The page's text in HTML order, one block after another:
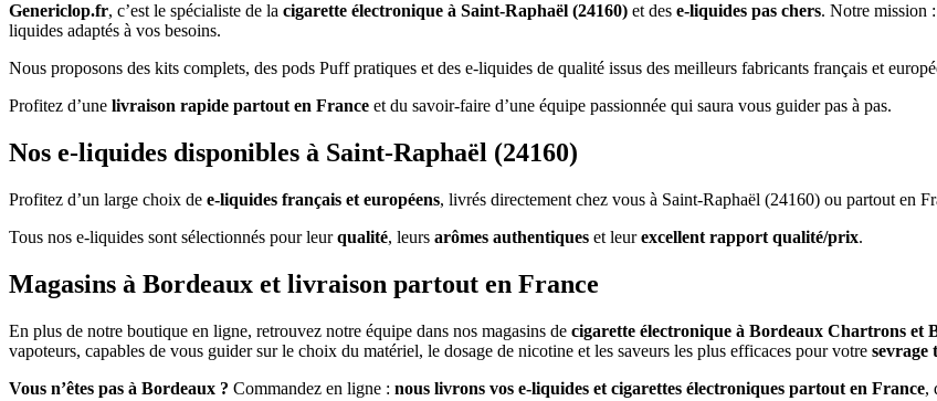
Genericlop.fr, c’est le spécialiste de la cigarette électronique à Saint-Raphaël (24160) et des e-liquides pas chers. Notre mission
liquides adaptés à vos besoins.
Nous proposons des kits complets, des pods Puff pratiques et des e-liquides de qualité issus des meilleurs fabricants français et
Profitez d’une livraison rapide partout en France et du savoir-faire d’une équipe passionnée qui saura vous guider pas à pas.
Nos e-liquides disponibles à Saint-Raphaël (24160)
Profitez d’un large choix de e-liquides français et européens, livrés directement chez vous à Saint-Raphaël (24160) ou partout en
Tous nos e-liquides sont sélectionnés pour leurqualité, leurs arômes authentiques et leurexcellent rapport qualité/prix.
Magasins à Bordeaux et livraison partout en France
En plus de notre boutique en ligne, retrouvez notre équipe dans nos magasins de cigarette électronique à Bordeaux Chartrons et
vapoteurs, capables de vous guider sur le choix du matériel, le dosage de nicotine et les saveurs les plus efficaces pour votre sevrage
Vous n’êtes pas à Bordeaux ? Commandez en ligne : nous livrons vos e-liquides et cigarettes électroniques partout en France,